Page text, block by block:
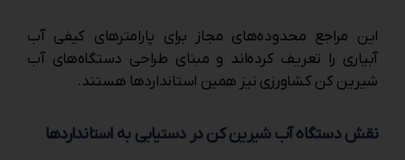
این مراجع محدوده‌های مجاز برای پارامترهای کیفی آب
آبیاری را تعریف کرده‌اند و مبنای طراحی دستگاه‌های آب
شیرین ‌کن کشاورزی نیز همین استانداردها هستند.
نقش دستگاه آب شیرین ‌کن در دستیابی به استانداردها